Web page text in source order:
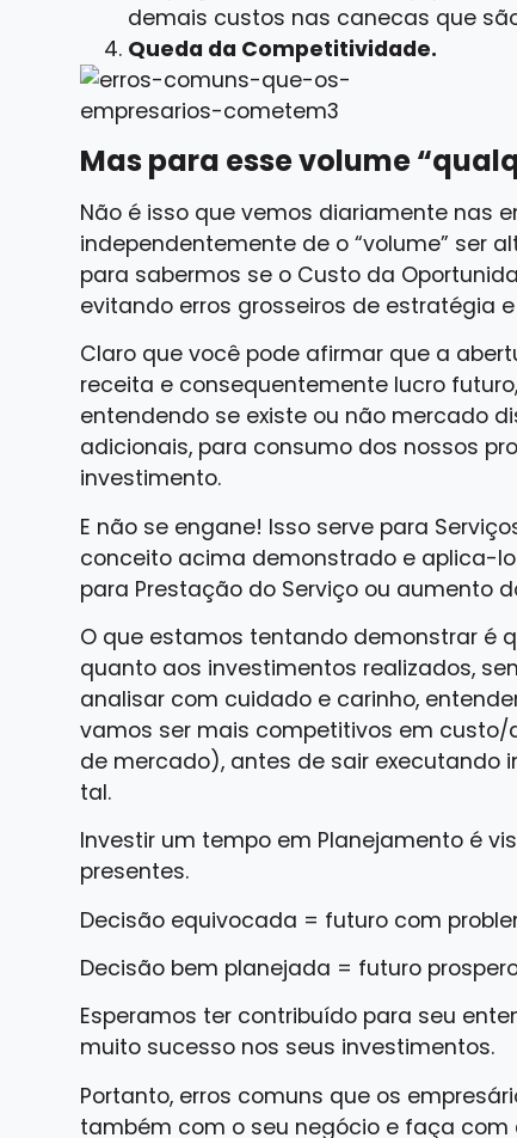
demais custos nas canecas que
Queda da Competitividade.
Mas para esse volume
Não é isso que vemos diariamente nas
independentemente de o “volume” ser
para sabermos se o Custo da
evitando erros grosseiros de estratégia
Claro que você pode afirmar que a
receita e consequentemente lucro
entendendo se existe ou não mercado
adicionais, para consumo dos nossos
investimento.
E não se engane! Isso serve para
conceito acima demonstrado e aplica-
para Prestação do Serviço ou aumento
O que estamos tentando demonstrar é
quanto aos investimentos realizados,
analisar com cuidado e carinho,
vamos ser mais competitivos em
de mercado), antes de sair executando
tal.
Investir um tempo em Planejamento é
presentes.
Decisão equivocada = futuro com
Decisão bem planejada = futuro
Esperamos ter contribuído para seu
muito sucesso nos seus investimentos.
Portanto, erros comuns que os
também com o seu negócio e faça com